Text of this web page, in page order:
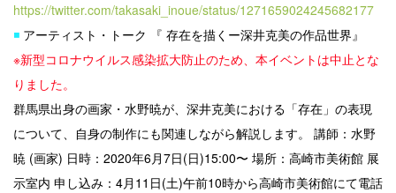
https://twitter.com/takasaki_inoue/status/1271659024245682177
◾️ アーティスト・トーク 『 存在を描くー深井克美の作品世界』
※新型コロナウイルス感染拡大防止のため、本イベントは中止とな
りました。
群馬県出身の画家・水野暁が、深井克美における「存在」の表現
について、自身の制作にも関連しながら解説します。
講師：水野
暁 (画家) 日時：2020年6月7日(日)15:00〜 場所：高崎市美術館 展
示室内 申し込み： 4月11日(土)午前10時から高崎市美術館にて電話